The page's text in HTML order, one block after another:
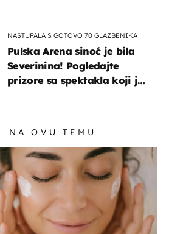
NASTUPALA S GOTOVO 70 GLAZBENIKA
Pulska Arena sinoć je bila
Severinina! Pogledajte
prizore sa spektakla koji je
NA OVU TEMU